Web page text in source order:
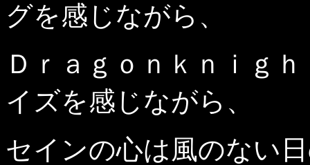
グを感じながら、
Ｄｒａｇｏｎｋｎｉｇ
イズを感じながら、
セインの心は風のない